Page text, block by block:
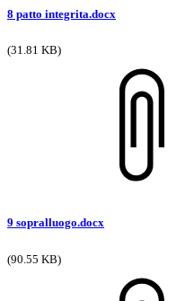
8 patto integrita.docx
(31.81 KB)
9 sopralluogo.docx
(90.55 KB)